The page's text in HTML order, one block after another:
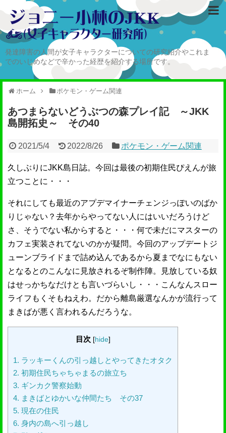
発達障害の人間が女子キャラクターについての研究紹介やこれま
でのいじめなどで辛かった経歴を紹介する場所です。
ホーム ポケモン・ゲーム関連
あつまらないどうぶつの森プレイ記 ～JKK
島開拓史～ その40
2021/5/4 2022/8/26 ポケモン・ゲーム関連
久しぶりにJKK島日誌。今回は最後の初期住民ぴえんが旅
立つことに・・・
それにしても最近のアプデマイナーチェンジっぽいのばか
りじゃない？去年からやってない人にはいいだろうけど
さ、そうでない私からすると・・・何で未だにマスターの
カフェ実装されてないのかが疑問。今回のアップデートジ
ューンブライドまで詰め込んであるから夏までなにもない
となるとのこんなに見放されるぞ制作陣。見放している奴
はせっかちなだけとも言いづらいし・・・こんなんスロー
ライフもくそもねえわ。だから離島厳選なんかが流行って
まきばが悪く言われるんだろうな。
目次 [hide]
1. ラッキーくんの引っ越しとやってきたオタク
2. 初期住民ちゃちゃまるの旅立ち
3. ギンカク警察始動
4. まきばとゆかいな仲間たち その37
5. 現在の住民
6. 身内の島へ引っ越し